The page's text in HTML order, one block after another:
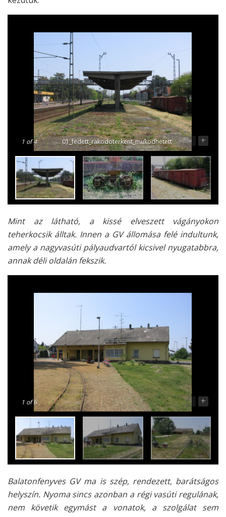
1 of 4 01_fedett_rakodoterkent_mukodhetett - +
Mint az látható, a kissé elveszett vágányokon
teherkocsik álltak. Innen a GV állomása felé indultunk,
amely a nagyvasúti pályaudvartól kicsivel nyugatabbra,
annak déli oldalán fekszik.
1 of 6 - +
Balatonfenyves GV ma is szép, rendezett, barátságos
helyszín. Nyoma sincs azonban a régi vasúti regulának,
nem követik egymást a vonatok, a szolgálat sem